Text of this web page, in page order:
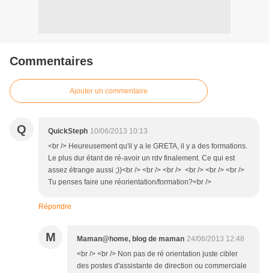
Commentaires
Ajouter un commentaire
Q QuickSteph 10/06/2013 10:13
<br /> Heureusement qu'il y a le GRETA, il y a des formations.
Le plus dur étant de ré-avoir un rdv finalement. Ce qui est
assez étrange aussi ;))<br /> <br /> <br /> <br /> <br /> <br />
Tu penses faire une réorientation/formation?<br />
Répondre
M Maman@home, blog de maman 24/06/2013 12:48
<br /> <br /> Non pas de ré orientation juste cibler
des postes d'assistante de direction ou commerciale